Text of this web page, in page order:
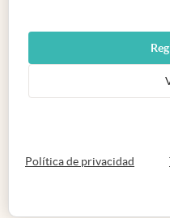
Política de privacidad abre